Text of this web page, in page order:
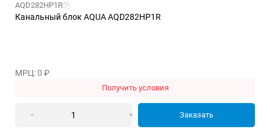
AQD282HP1R
Канальный блок AQUA AQD282HP1R
МРЦ: 0 ₽
Получить условия
– + Заказать